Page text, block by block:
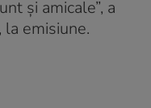
și amicale”, a
emisiune.